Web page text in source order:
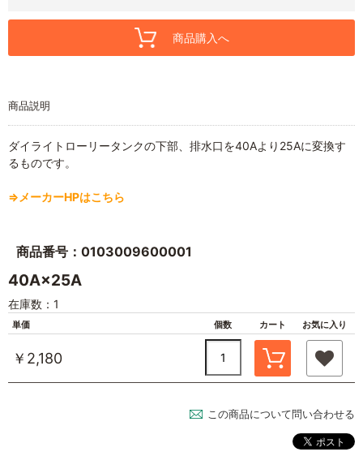
商品購入へ
商品説明
ダイライトローリータンクの下部、排水口を40Aより25Aに変換す
るものです。
⇒メーカーHPはこちら
商品番号：0103009600001
40A×25A
在庫数：1
単価 個数 カート お気に入り
￥2,180
この商品について問い合わせる